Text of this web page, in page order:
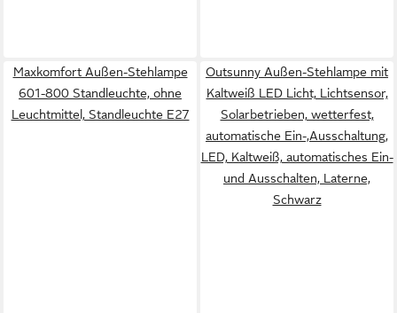
Maxkomfort Außen-Stehlampe
601-800 Standleuchte, ohne
Leuchtmittel, Standleuchte E27
Outsunny Außen-Stehlampe mit
Kaltweiß LED Licht, Lichtsensor,
Solarbetrieben, wetterfest,
automatische Ein-,Ausschaltung,
LED, Kaltweiß, automatisches Ein-
und Ausschalten, Laterne,
Schwarz